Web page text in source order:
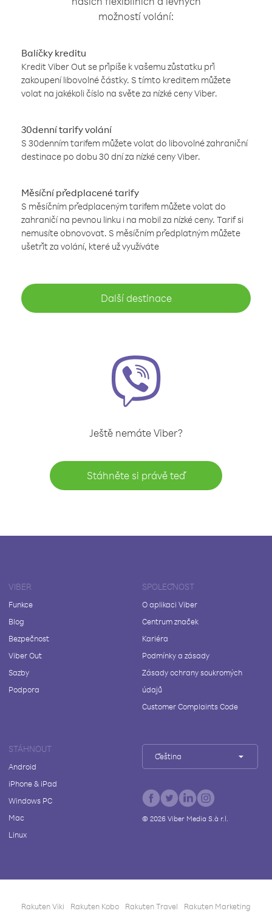
možností volání:
Balíčky kreditu
Kredit Viber Out se připíše k vašemu zůstatku při
zakoupení libovolné částky. S tímto kreditem můžete
volat na jakékoli číslo na světe za nízké ceny Viber.
30denní tarify volání
S 30denním tarifem můžete volat do libovolné zahraniční
destinace po dobu 30 dní za nízké ceny Viber.
Měsíční předplacené tarify
S měsíčním předplaceným tarifem můžete volat do
zahraničí na pevnou linku i na mobil za nízké ceny. Tarif si
nemusíte obnovovat. S měsíčním předplatným můžete
ušetřit za volání, které už využíváte
Další destinace
Ještě nemáte Viber?
Stáhněte si právě teď
VIBER
Funkce
Blog
Bezpečnost
Viber Out
Sazby
Podpora
SPOLEČNOST
O aplikaci Viber
Centrum značek
Kariéra
Podmínky a zásady
Zásady ochrany soukromých
údajů
Customer Complaints Code
STÁHNOUT
Android
iPhone & iPad
Windows PC
Mac
Linux
Čeština
© 2026Viber Media S.à r.l.
Rakuten Viki Rakuten Kobo Rakuten Travel Rakuten Marketing